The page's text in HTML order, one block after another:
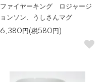
ファイヤーキング ロジャージ
ョンソン、うしさんマグ
6,380円(税580円)